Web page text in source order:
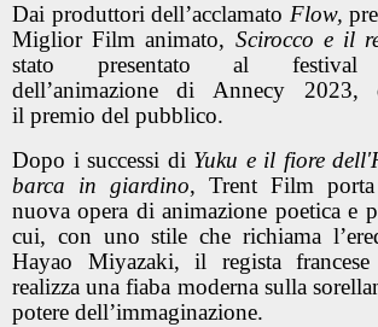
Dai produttori dell’acclamato Flow,
Miglior Film animato, Scirocco e il
stato presentato al festival
dell’animazione diAnnecy 2023,
il premio del pubblico.
Dopo i successi diYuku e il fiore
barca in giardino, Trent Film
nuova opera di animazione poetica e
cui, con uno stile che richiama
Hayao Miyazaki, il regista
realizzauna fiaba moderna sulla
potere dell’immaginazione.